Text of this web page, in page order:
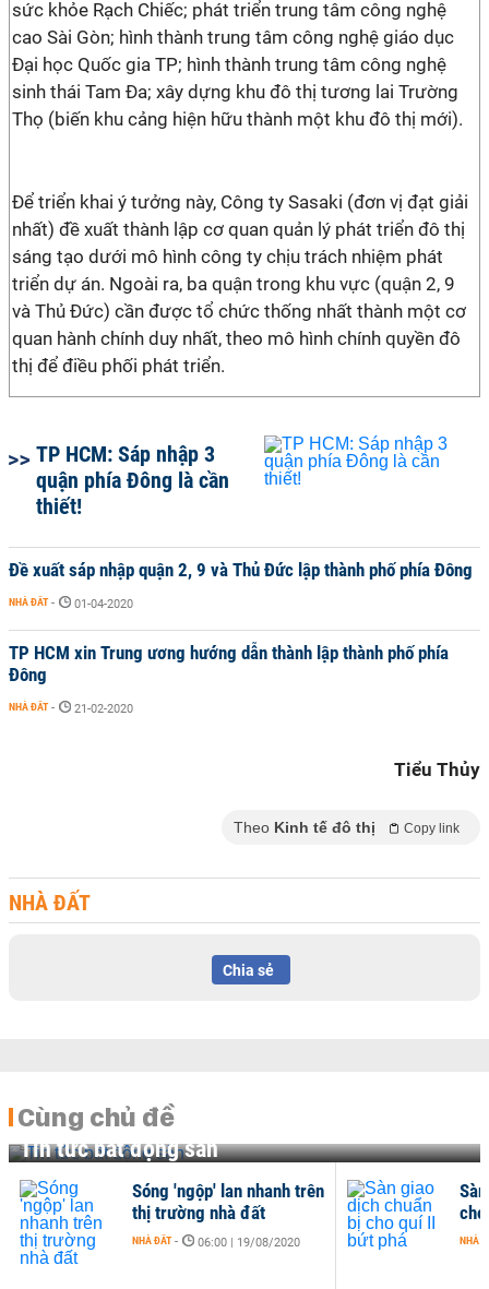
sức khỏe Rạch Chiếc; phát triển trung tâm công nghệ
cao Sài Gòn; hình thành trung tâm công nghệ giáo dục
Đại học Quốc gia TP; hình thành trung tâm công nghệ
sinh thái Tam Đa; xây dựng khu đô thị tương lai Trường
Thọ (biến khu cảng hiện hữu thành một khu đô thị mới).
Để triển khai ý tưởng này, Công ty Sasaki (đơn vị đạt giải
nhất) đề xuất thành lập cơ quan quản lý phát triển đô thị
sáng tạo dưới mô hình công ty chịu trách nhiệm phát
triển dự án. Ngoài ra, ba quận trong khu vực (quận 2, 9
và Thủ Đức) cần được tổ chức thống nhất thành một cơ
quan hành chính duy nhất, theo mô hình chính quyền đô
thị để điều phối phát triển.
TP HCM: Sáp nhập 3
quận phía Đông là cần
thiết!
Đề xuất sáp nhập quận 2, 9 và Thủ Đức lập thành phố phía Đông
NHÀ ĐẤT - 01-04-2020
TP HCM xin Trung ương hướng dẫn thành lập thành phố phía
Đông
NHÀ ĐẤT - 21-02-2020
Tiểu Thủy
Theo Kinh tế đô thị Copy link
NHÀ ĐẤT
Chia sẻ
Cùng chủ đề
Tin tức bất động sản
Sóng 'ngộp' lan nhanh trên
thị trường nhà đất
NHÀ ĐẤT - 06:00 | 19/08/2020 NHÀ